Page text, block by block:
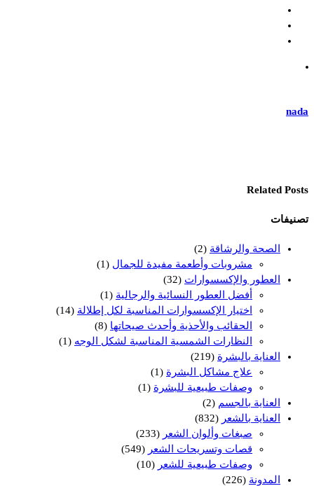
nada
Related Posts
تصنيفات
الصحة والرشاقة (2)
مشروبات وأطعمة مفيدة للجمال (1)
العطور والإكسسوارات (32)
أفضل العطور النسائية والرجالية (1)
اختيار الإكسسوارات المناسبة لكل إطلالة (14)
الحقائب والأحذية وأحدث صيحاتها (8)
النظارات الشمسية المناسبة لشكل الوجه (1)
العناية بالبشرة (219)
علاج مشاكل البشرة (1)
وصفات طبيعية للبشرة (1)
العناية بالجسم (2)
العناية بالشعر (832)
صبغات وألوان الشعر (233)
قصات وتسريحات الشعر (549)
وصفات طبيعية للشعر (10)
المدونة (226)